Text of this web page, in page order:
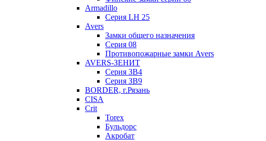
Armadillo
Серия LH 25
Avers
Замки общего назначения
Серия 08
Противопожарные замки Avers
AVERS-ЗЕНИТ
Серия ЗВ4
Серия ЗВ9
BORDER, г.Рязань
CISA
Crit
Torex
Бульдорс
Акробат